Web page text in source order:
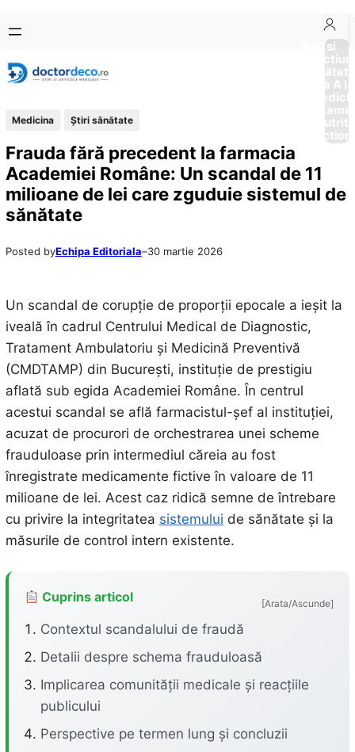
conținut
content
Boli si
Afectiuni
Sănătate
de la A
Medicina Ştiri sănătate
Frauda fără precedent la farmacia
Academiei Române: Un scandal de 11
milioane de lei care zguduie sistemul de
sănătate
Posted byEchipa Editoriala–30 martie 2026
Un scandal de corupție de proporții epocale a ieșit la
iveală în cadrul Centrului Medical de Diagnostic,
Tratament Ambulatoriu și Medicină Preventivă
(CMDTAMP) din București, instituție de prestigiu
aflată sub egida Academiei Române. În centrul
acestui scandal se află farmacistul-șef al instituției,
acuzat de procurori de orchestrarea unei scheme
frauduloase prin intermediul căreia au fost
înregistrate medicamente fictive în valoare de 11
milioane de lei. Acest caz ridică semne de întrebare
cu privire la integritatea sistemului de sănătate și la
măsurile de control intern existente.
Cuprins articol [Arata/Ascunde]
Contextul scandalului de fraudă
Detalii despre schema frauduloasă
Implicarea comunității medicale și reacțiile
publicului
Perspective pe termen lung și concluzii